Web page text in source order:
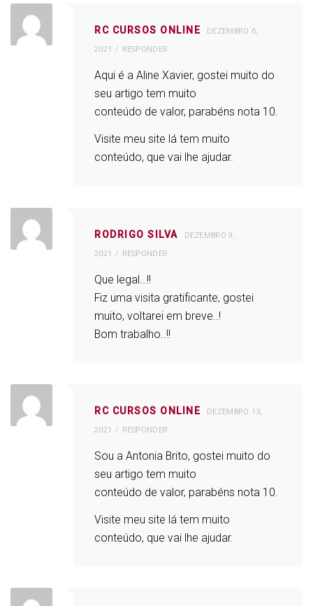
RC CURSOS ONLINE
DEZEMBRO 6,
2021
RESPONDER
Aqui é a Aline Xavier, gostei muito do
seu artigo tem muito
conteúdo de valor, parabéns nota 10.
Visite meu site lá tem muito
conteúdo, que vai lhe ajudar.
RODRIGO SILVA
DEZEMBRO 9,
2021
RESPONDER
Que legal…!!
Fiz uma visita gratificante, gostei
muito, voltarei em breve..!
Bom trabalho..!!
RC CURSOS ONLINE
DEZEMBRO 13,
2021
RESPONDER
Sou a Antonia Brito, gostei muito do
seu artigo tem muito
conteúdo de valor, parabéns nota 10.
Visite meu site lá tem muito
conteúdo, que vai lhe ajudar.